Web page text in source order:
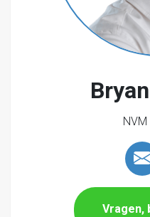
Bankgarantie/
Huurder dient
bankgarantie af te
storten ter grootte van 3
Op basis van het
Onroerende Zaken) met
algemene bepalingen
Vragen,